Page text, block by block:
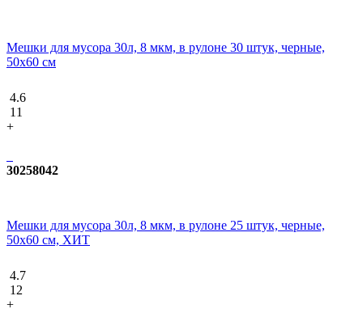
Мешки для мусора 30л, 8 мкм, в рулоне 30 штук, черные,
50х60 см
4.6
11
+
30258042
Мешки для мусора 30л, 8 мкм, в рулоне 25 штук, черные,
50х60 см, ХИТ
4.7
12
+